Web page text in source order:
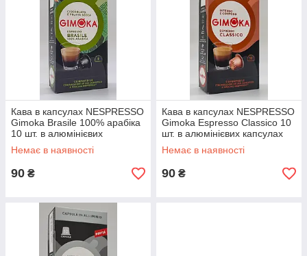
Кава в капсулах NESPRESSO
Gimoka Brasile 100% арабіка
10 шт. в алюмінієвих
капсулах
Немає в наявності
90 ₴
Кава в капсулах NESPRESSO
Gimoka Espresso Classico 10
шт. в алюмінієвих капсулах
Немає в наявності
90 ₴